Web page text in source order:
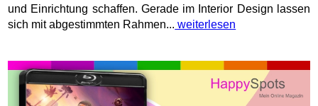
und Einrichtung schaffen. Gerade im Interior Design lassen
sich mit abgestimmten Rahmen... weiterlesen